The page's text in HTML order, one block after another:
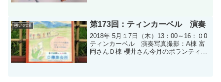
憩いの場 第173回：ティンカーベル 演奏
2018年 5月１7日（木）13：00～16：０0
ティンカーベル 演奏写真撮影：A棟 富
岡さんＤ棟 櫻井さん今月のボランティア